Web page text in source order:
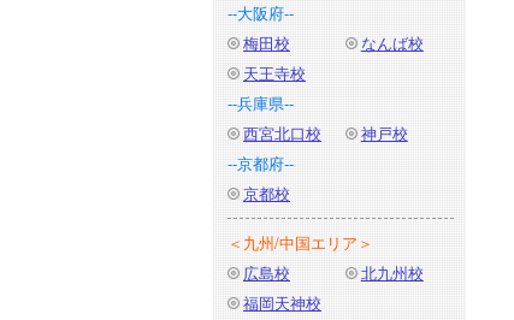
--大阪府--
梅田校
なんば校
天王寺校
--兵庫県--
西宮北口校
神戸校
--京都府--
京都校
＜九州/中国エリア＞
広島校
北九州校
福岡天神校